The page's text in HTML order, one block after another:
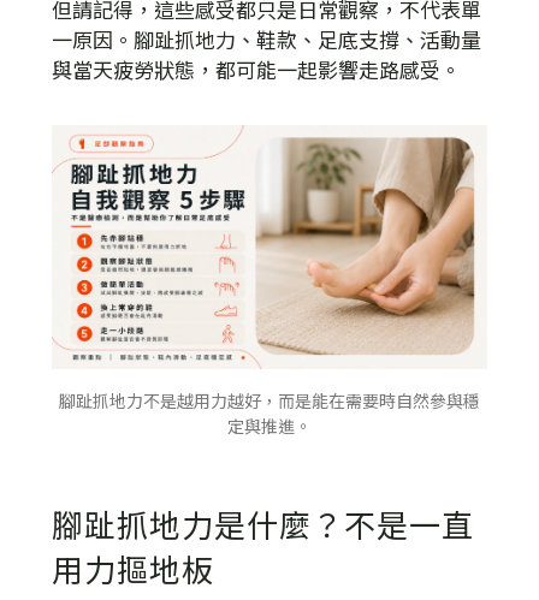
但請記得，這些感受都只是日常觀察，不代表單
一原因。腳趾抓地力、鞋款、足底支撐、活動量
與當天疲勞狀態，都可能一起影響走路感受。
腳趾抓地力不是越用力越好，而是能在需要時自然參與穩
定與推進。
腳趾抓地力是什麼？不是一直
用力摳地板